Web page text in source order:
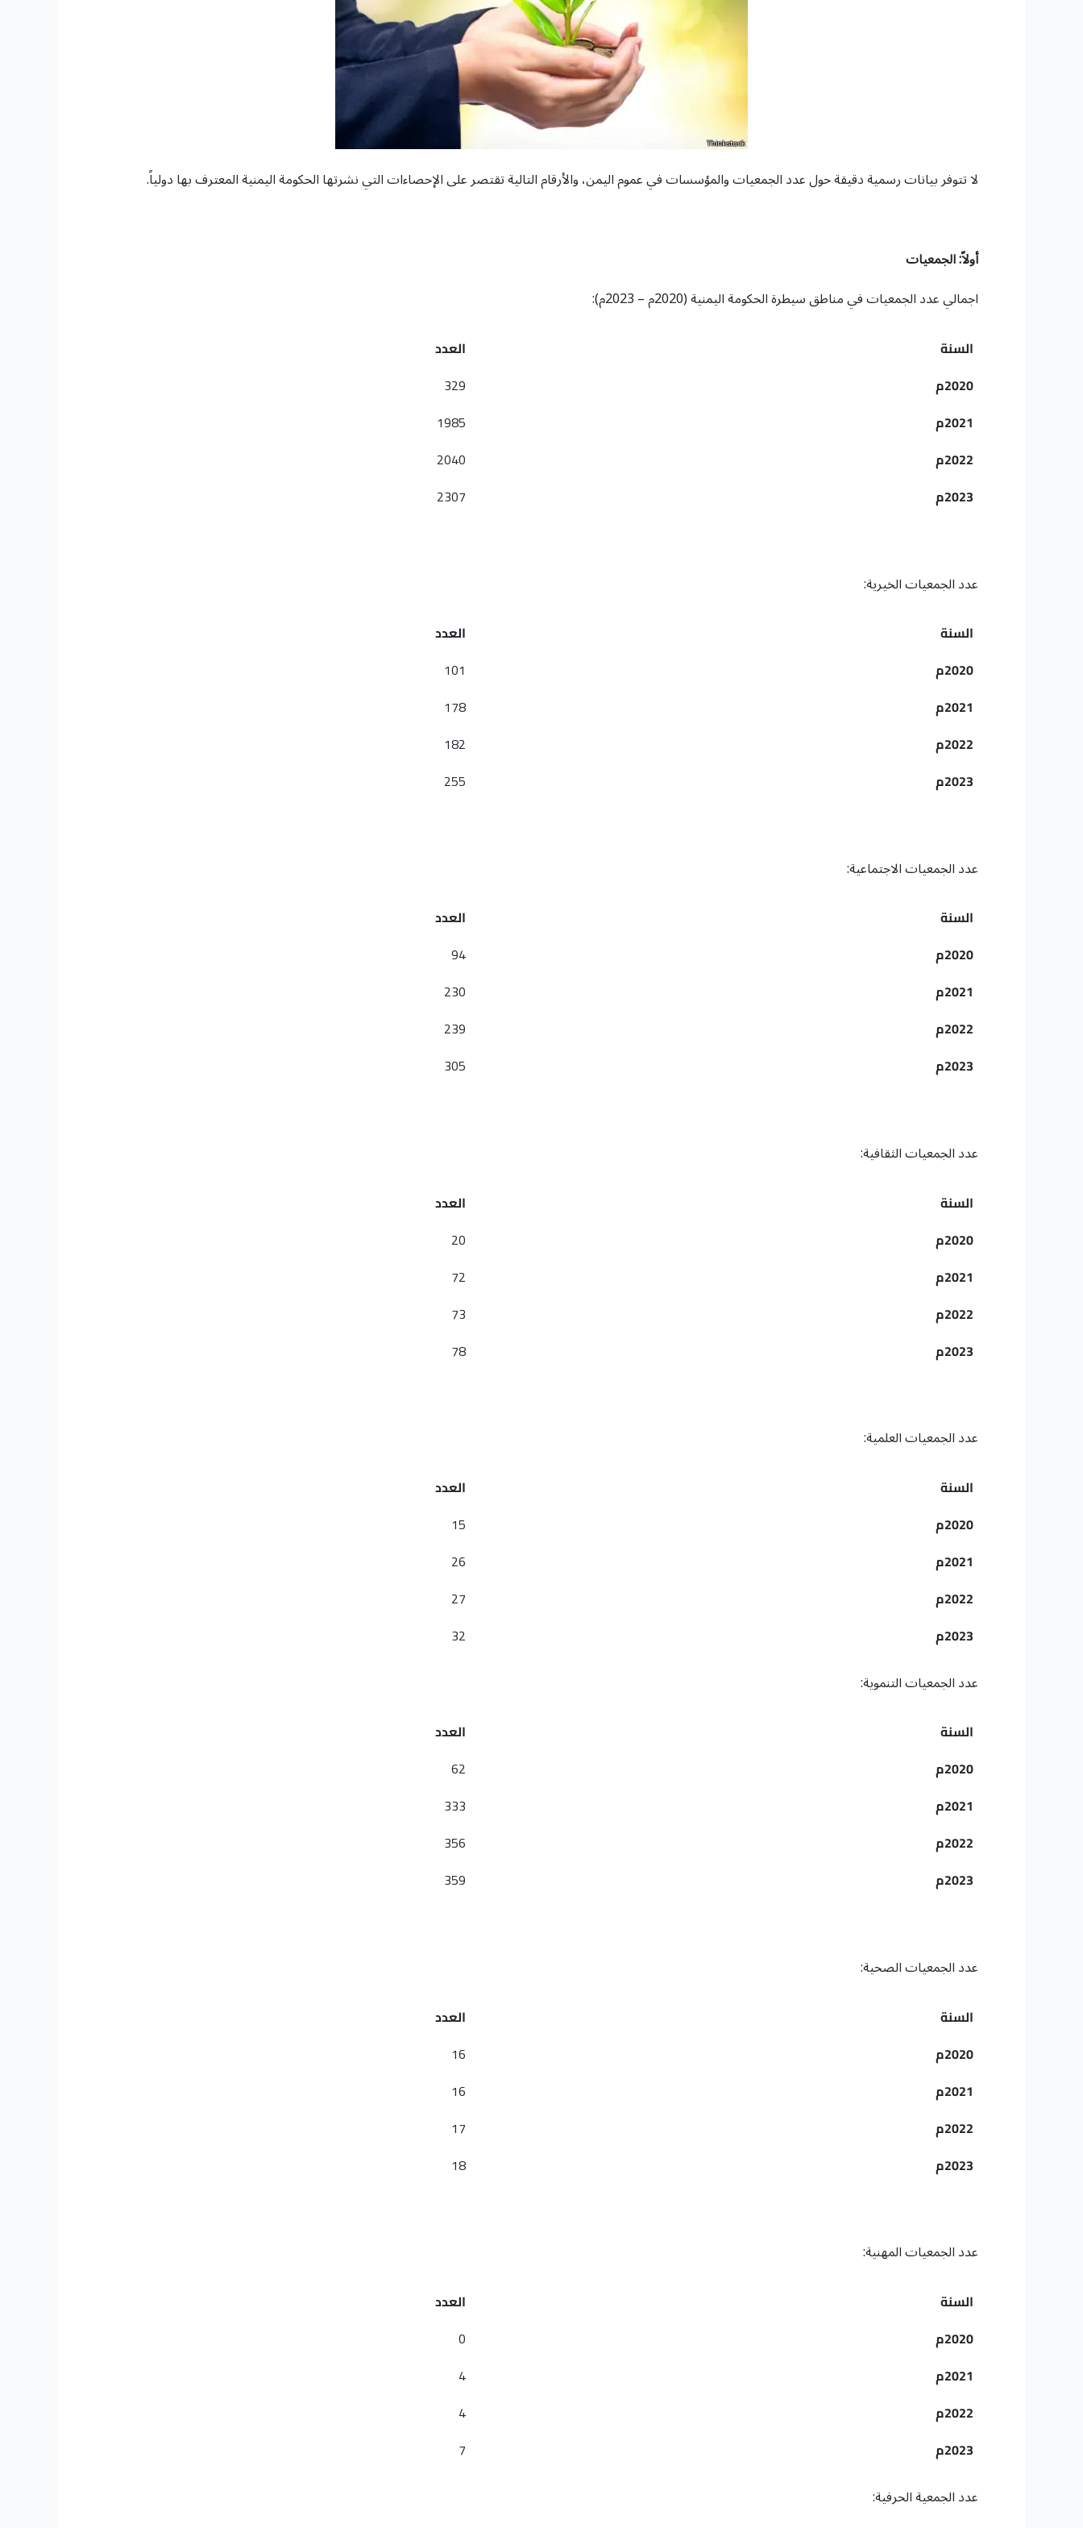
لا تتوفر بيانات رسمية دقيقة حول عدد الجمعيات والمؤسسات في عموم اليمن، والأرقام التالية تقتصر على الإحصاءات التي نشرتها الحكومة اليمنية المعترف بها دولياً.
أولاً: الجمعيات
اجمالي عدد الجمعيات في مناطق سيطرة الحكومة اليمنية (2020م – 2023م):
السنة
العدد
2020م
329
2021م
1985
2022م
2040
2023م
2307
عدد الجمعيات الخيرية:
السنة
العدد
2020م
101
2021م
178
2022م
182
2023م
255
عدد الجمعيات الاجتماعية:
السنة
العدد
2020م
94
2021م
230
2022م
239
2023م
305
عدد الجمعيات الثقافية:
السنة
العدد
2020م
20
2021م
72
2022م
73
2023م
78
عدد الجمعيات العلمية:
السنة
العدد
2020م
15
2021م
26
2022م
27
2023م
32
عدد الجمعيات التنموية:
السنة
العدد
2020م
62
2021م
333
2022م
356
2023م
359
عدد الجمعيات الصحية:
السنة
العدد
2020م
16
2021م
16
2022م
17
2023م
18
عدد الجمعيات المهنية:
السنة
العدد
2020م
0
2021م
4
2022م
4
2023م
7
عدد الجمعية الحرفية: